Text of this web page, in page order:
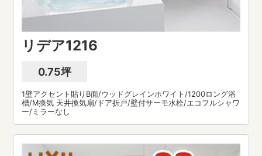
リデア1216
0.75坪
1壁アクセント貼りB面/ウッドグレインホワイト/1200ロング浴
槽/M換気 天井換気扇/ドア折戸/壁付サーモ水栓/エコフルシャワ
ー/ミラーなし